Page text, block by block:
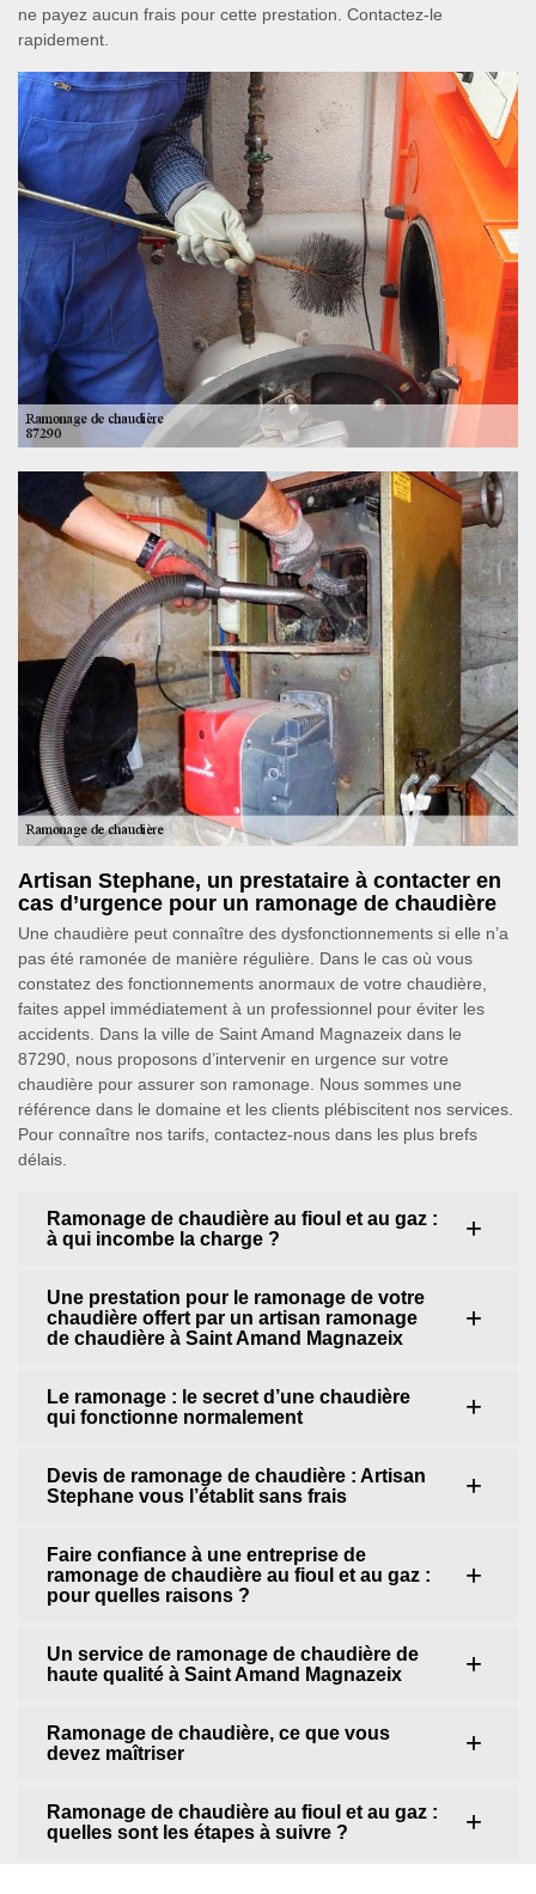
ne payez aucun frais pour cette prestation. Contactez-le
rapidement.
Artisan Stephane, un prestataire à contacter en
cas d’urgence pour un ramonage de chaudière
Une chaudière peut connaître des dysfonctionnements si elle n’a
pas été ramonée de manière régulière. Dans le cas où vous
constatez des fonctionnements anormaux de votre chaudière,
faites appel immédiatement à un professionnel pour éviter les
accidents. Dans la ville de Saint Amand Magnazeix dans le
87290, nous proposons d’intervenir en urgence sur votre
chaudière pour assurer son ramonage. Nous sommes une
référence dans le domaine et les clients plébiscitent nos services.
Pour connaître nos tarifs, contactez-nous dans les plus brefs
délais.
Ramonage de chaudière au fioul et au gaz :
à qui incombe la charge ?
Une prestation pour le ramonage de votre
chaudière offert par un artisan ramonage
de chaudière à Saint Amand Magnazeix
Le ramonage : le secret d’une chaudière
qui fonctionne normalement
Devis de ramonage de chaudière : Artisan
Stephane vous l’établit sans frais
Faire confiance à une entreprise de
ramonage de chaudière au fioul et au gaz :
pour quelles raisons ?
Un service de ramonage de chaudière de
haute qualité à Saint Amand Magnazeix
Ramonage de chaudière, ce que vous
devez maîtriser
Ramonage de chaudière au fioul et au gaz :
quelles sont les étapes à suivre ?